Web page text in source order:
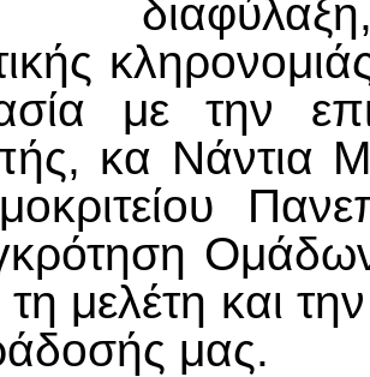
με την
κα Νάντια
Ομάδων
μελέτη και
μας.